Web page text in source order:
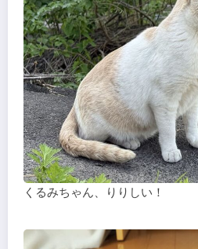
くるみちゃん、りりしい！